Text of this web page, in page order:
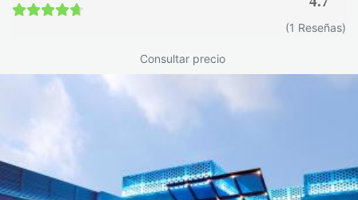
Prevención y cuidados diarios
para frenar la caída del cabello
Pequeños cambios en la rutina diaria pueden marcar una
4.7 / 5 (1 Reseñas)
Consultar precio